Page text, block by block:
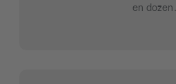
en dozen.